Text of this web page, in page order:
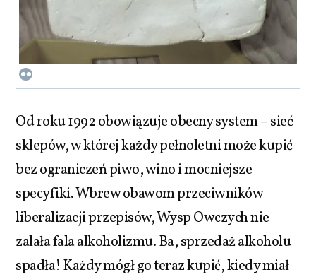
Od roku 1992 obowiązuje obecny system – sieć
sklepów, w której każdy pełnoletni może kupić
bez ograniczeń piwo, wino i mocniejsze
specyfiki. Wbrew obawom przeciwników
liberalizacji przepisów, Wysp Owczych nie
zalała fala alkoholizmu. Ba, sprzedaż alkoholu
spadła! Każdy mógł go teraz kupić, kiedy miał